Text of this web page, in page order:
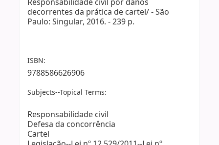
Responsabilidade civil por danos
decorrentes da prática de cartel/ - São
Paulo: Singular, 2016. - 239 p.
ISBN:
9788586626906
Subjects--Topical Terms:
Responsabilidade civil
Defesa da concorrência
Cartel